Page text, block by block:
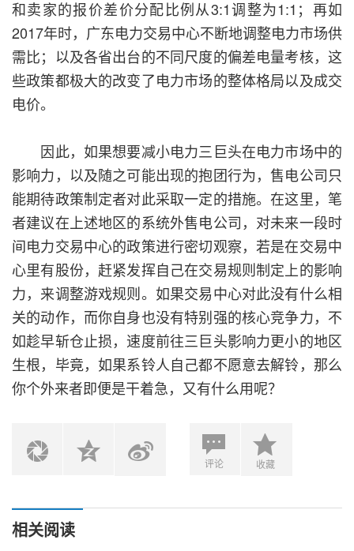
和卖家的报价差价分配比例从3:1调整为1:1；再如
2017年时，广东电力交易中心不断地调整电力市场供
需比；以及各省出台的不同尺度的偏差电量考核，这
些政策都极大的改变了电力市场的整体格局以及成交
电价。
因此，如果想要减小电力三巨头在电力市场中的
影响力，以及随之可能出现的抱团行为，售电公司只
能期待政策制定者对此采取一定的措施。在这里，笔
者建议在上述地区的系统外售电公司，对未来一段时
间电力交易中心的政策进行密切观察，若是在交易中
心里有股份，赶紧发挥自己在交易规则制定上的影响
力，来调整游戏规则。如果交易中心对此没有什么相
关的动作，而你自身也没有特别强的核心竞争力，不
如趁早斩仓止损，速度前往三巨头影响力更小的地区
生根，毕竟，如果系铃人自己都不愿意去解铃，那么
你个外来者即便是干着急，又有什么用呢？
评论 收藏
相关阅读